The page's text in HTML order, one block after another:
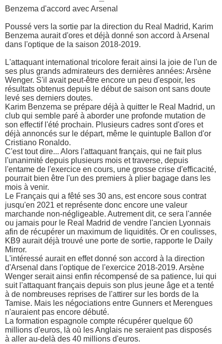
Benzema d'accord avec Arsenal
Poussé vers la sortie par la direction du Real Madrid, Karim
Benzema aurait d'ores et déjà donné son accord à Arsenal
dans l'optique de la saison 2018-2019.
L'attaquant international tricolore ferait ainsi la joie de l'un de
ses plus grands admirateurs des dernières années: Arsène
Wenger. S'il avait peut-être encore un peu d'espoir, les
résultats obtenus depuis le début de saison ont sans doute
levé ses derniers doutes.
Karim Benzema se prépare déjà à quitter le Real Madrid, un
club qui semble paré à aborder une profonde mutation de
son effectif l'été prochain. Plusieurs cadres sont d'ores et
déjà annoncés sur le départ, même le quintuple Ballon d'or
Cristiano Ronaldo.
C'est tout dire... Alors l'attaquant français, qui ne fait plus
l'unanimité depuis plusieurs mois et traverse, depuis
l'entame de l'exercice en cours, une grosse crise d'efficacité,
pourrait bien être l'un des premiers à plier bagage dans les
mois à venir.
Le Français qui a fêté ses 30 ans, est encore sous contrat
jusqu'en 2021 et représente donc encore une valeur
marchande non-négligeable. Autrement dit, ce sera l'année
ou jamais pour le Real Madrid de vendre l'ancien Lyonnais
afin de récupérer un maximum de liquidités. Or en coulisses,
KB9 aurait déjà trouvé une porte de sortie, rapporte le Daily
Mirror.
L'intéressé aurait en effet donné son accord à la direction
d'Arsenal dans l'optique de l'exercice 2018-2019. Arsène
Wenger serait ainsi enfin récompensé de sa patience, lui qui
suit l'attaquant français depuis son plus jeune âge et a tenté
à de nombreuses reprises de l'attirer sur les bords de la
Tamise. Mais les négociations entre Gunners et Merengues
n'auraient pas encore débuté.
La formation espagnole compte récupérer quelque 60
millions d'euros, là où les Anglais ne seraient pas disposés
à aller au-delà des 40 millions d'euros.